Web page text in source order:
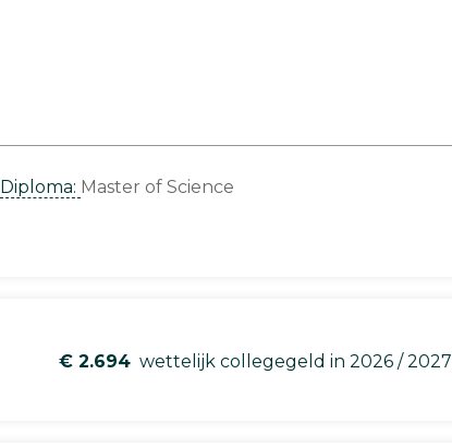
Diploma: Master of Science
€ 2.694 wettelijk collegegeld in 2026 / 2027